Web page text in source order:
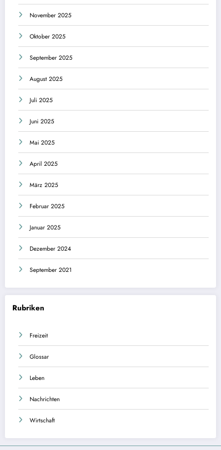
November 2025
Oktober 2025
September 2025
August 2025
Juli 2025
Juni 2025
Mai 2025
April 2025
März 2025
Februar 2025
Januar 2025
Dezember 2024
September 2021
Rubriken
Freizeit
Glossar
Leben
Nachrichten
Wirtschaft